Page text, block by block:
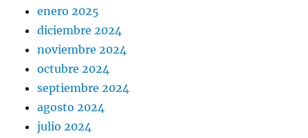
enero 2025
diciembre 2024
noviembre 2024
octubre 2024
septiembre 2024
agosto 2024
julio 2024